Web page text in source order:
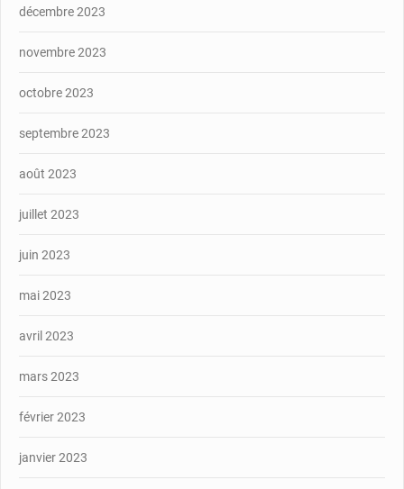
décembre 2023
novembre 2023
octobre 2023
septembre 2023
août 2023
juillet 2023
juin 2023
mai 2023
avril 2023
mars 2023
février 2023
janvier 2023